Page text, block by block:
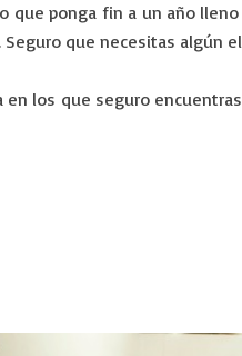
que ponga fin a un año
Seguro que necesitas
los que seguro encuentras